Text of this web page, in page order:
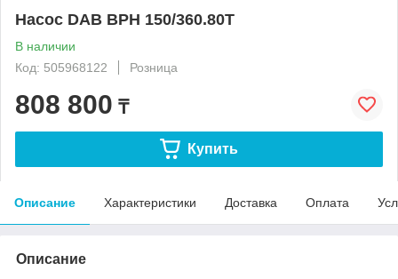
Насос DAB BPH 150/360.80T
В наличии
Код: 505968122
Розница
808 800 ₸
Купить
Описание Характеристики Доставка Оплата
Описание